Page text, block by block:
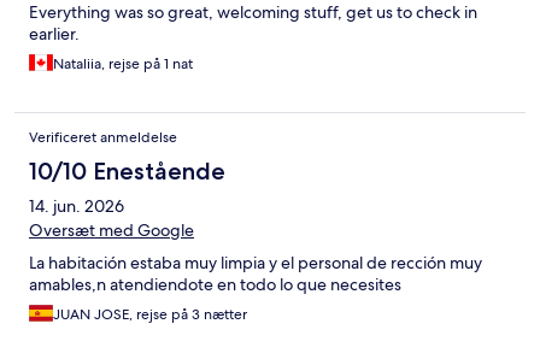
Everything was so great, welcoming stuff, get us to check in
earlier.
Nataliia, rejse på 1 nat
Verificeret anmeldelse
10/10 Enestående
14. jun. 2026
Oversæt med Google
La habitación estaba muy limpia y el personal de rección muy
amables,n atendiendote en todo lo que necesites
JUAN JOSE, rejse på 3 nætter